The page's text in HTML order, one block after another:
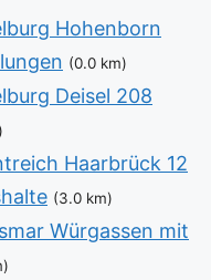
Hohenborn
(0.0 km)
Deisel 208
Haarbrück 12
(3.0 km)
Würgassen mit